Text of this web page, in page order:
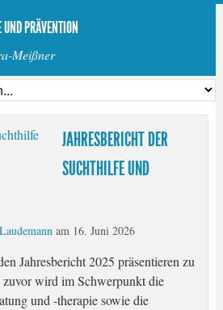
PRÄVENTION
Meißner
JAHRESBERICHT DER
SUCHTHILFE UND
am 16. Juni 2026
Jahresbericht 2025 präsentieren zu
wird im Schwerpunkt die
und -therapie sowie die